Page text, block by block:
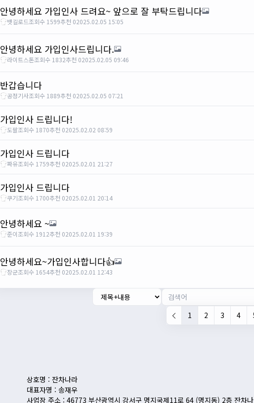
안녕하세요 가입인사 드려요~ 앞으로 잘 부탁드립니다
뱃길로드조회수 1599추천 02025.02.05 15:05
안녕하세요 가입인사드립니다.
라이트스톤조회수 1832추천 02025.02.05 09:46
반갑습니다
공정기사조회수 1889추천 02025.02.05 07:21
가입인사 드립니다!
도팔조회수 1870추천 02025.02.02 08:59
가입인사 드립니다
짜유조회수 1759추천 02025.02.01 21:27
가입인사 드립니다
쿠기조회수 1700추천 02025.02.01 20:14
안녕하세요 ~
준이조회수 1912추천 02025.02.01 19:39
안녕하세요~가입인사합니다👍
장군조회수 1654추천 02025.02.01 12:43
1 2 3 4
상호명 : 잔차나라
대표자명 : 송재우
사업장 주소 : 46773 부산광역시 강서구 명지국제11로 64 (명지동) 2층 잔차